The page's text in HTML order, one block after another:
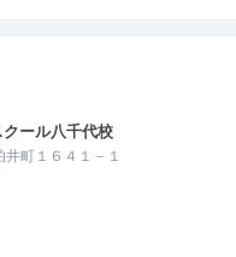
ール八千代校
町１６４１－１